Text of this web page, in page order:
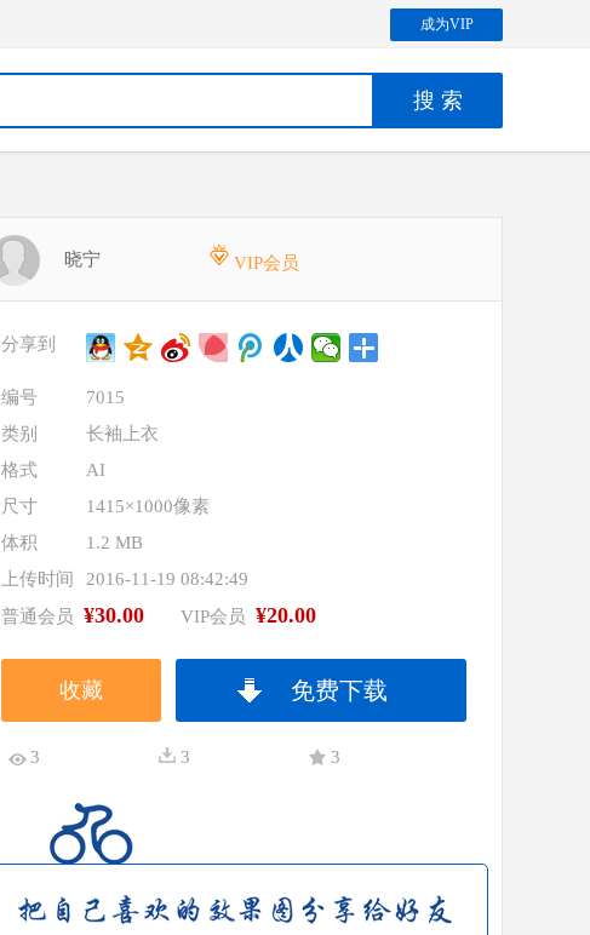
成为VIP
晓宁 VIP会员
分享到
编号
7015
类别
长袖上衣
格式
AI
尺寸
1415×1000像素
体积
1.2 MB
上传时间
2016-11-19 08:42:49
普通会员 ¥30.00 VIP会员 ¥20.00
收藏 免费下载
3 3 3